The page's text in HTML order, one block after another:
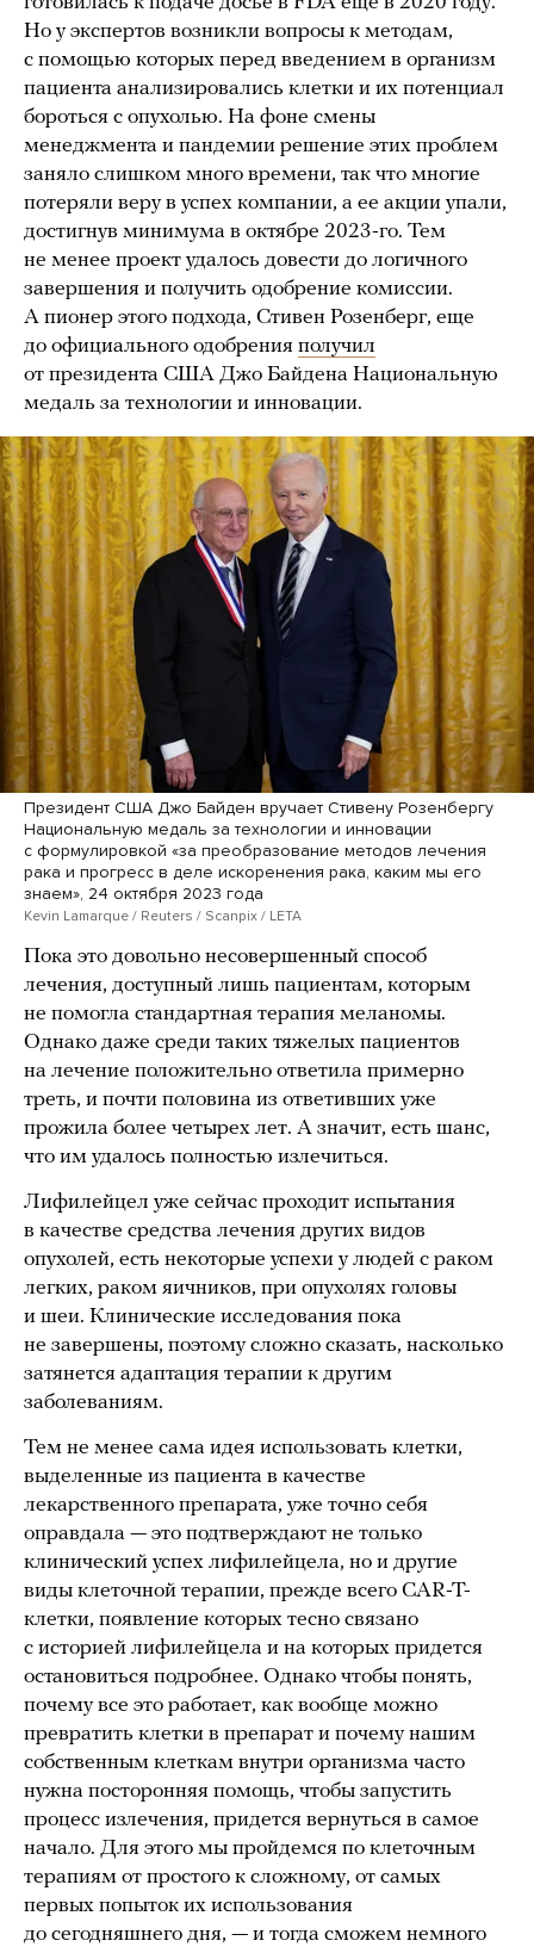
Но у экспертов возникли вопросы к методам,
с помощью которых перед введением в организм
пациента анализировались клетки и их потенциал
бороться с опухолью. На фоне смены
менеджмента и пандемии решение этих проблем
заняло слишком много времени, так что многие
потеряли веру в успех компании, а ее акции упали,
достигнув минимума в октябре 2023-го. Тем
не менее проект удалось довести до логичного
завершения и получить одобрение комиссии.
А пионер этого подхода, Стивен Розенберг, еще
до официального одобрения получил
от президента США Джо Байдена Национальную
медаль за технологии и инновации.
Президент США Джо Байден вручает Стивену Розенбергу
Национальную медаль за технологии и инновации
с формулировкой «за преобразование методов лечения
рака и прогресс в деле искоренения рака, каким мы его
знаем», 24 октября 2023 года
Kevin Lamarque / Reuters / Scanpix / LETA
Пока это довольно несовершенный способ
лечения, доступный лишь пациентам, которым
не помогла стандартная терапия меланомы.
Однако даже среди таких тяжелых пациентов
на лечение положительно ответила примерно
треть, и почти половина из ответивших уже
прожила более четырех лет. А значит, есть шанс,
что им удалось полностью излечиться.
Лифилейцел уже сейчас проходит испытания
в качестве средства лечения других видов
опухолей, есть некоторые успехи у людей с раком
легких, раком яичников, при опухолях головы
и шеи. Клинические исследования пока
не завершены, поэтому сложно сказать, насколько
затянется адаптация терапии к другим
заболеваниям.
Тем не менее сама идея использовать клетки,
выделенные из пациента в качестве
лекарственного препарата, уже точно себя
оправдала — это подтверждают не только
клинический успех лифилейцела, но и другие
виды клеточной терапии, прежде всего CAR-T-
клетки, появление которых тесно связано
с историей лифилейцела и на которых придется
остановиться подробнее. Однако чтобы понять,
почему все это работает, как вообще можно
превратить клетки в препарат и почему нашим
собственным клеткам внутри организма часто
нужна посторонняя помощь, чтобы запустить
процесс излечения, придется вернуться в самое
начало. Для этого мы пройдемся по клеточным
терапиям от простого к сложному, от самых
первых попыток их использования
до сегодняшнего дня, — и тогда сможем немного